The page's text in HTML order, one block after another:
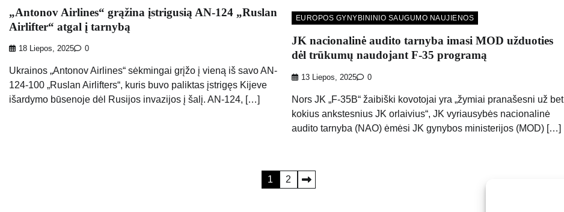
„Antonov Airlines“ grąžina įstrigusią AN-124 „Ruslan
Airlifter“ atgal į tarnybą
18 Liepos, 2025 0
Ukrainos „Antonov Airlines“ sėkmingai grįžo į vieną iš savo AN-
124-100 „Ruslan Airlifters“, kuris buvo paliktas įstrigęs Kijeve
išardymo būsenoje dėl Rusijos invazijos į šalį. AN-124, […]
EUROPOS GYNYBININIO SAUGUMO NAUJIENOS
JK nacionalinė audito tarnyba imasi MOD užduoties
dėl trūkumų naudojant F-35 programą
13 Liepos, 2025 0
Nors JK „F-35B“ žaibiški kovotojai yra „žymiai pranašesni už bet
kokius ankstesnius JK orlaivius“, JK vyriausybės nacionalinė
audito tarnyba (NAO) ėmėsi JK gynybos ministerijos (MOD) […]
1 2